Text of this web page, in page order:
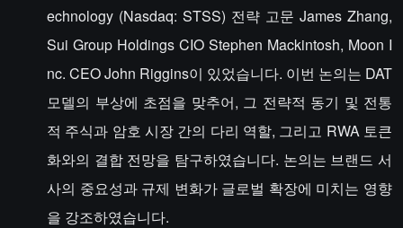
echnology (Nasdaq: STSS) 전략 고문 James Zhang,
Sui Group Holdings CIO Stephen Mackintosh, Moon I
nc. CEO John Riggins이 있었습니다. 이번 논의는 DAT
모델의 부상에 초점을 맞추어, 그 전략적 동기 및 전통
적 주식과 암호 시장 간의 다리 역할, 그리고 RWA 토큰
화와의 결합 전망을 탐구하였습니다. 논의는 브랜드 서
사의 중요성과 규제 변화가 글로벌 확장에 미치는 영향
을 강조하였습니다.